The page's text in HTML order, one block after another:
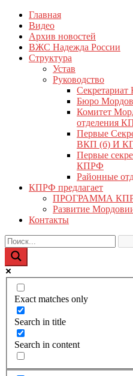
Перейти
содержимому
КПРФ Мордовия
Мордовское Региональное
Главная
Видео
Архив новостей
ВЖС Надежда России
Структура
Устав
Руководство
Бюро
Комитет
отделения
Первые
ВКП (б) И
Первые
КПРФ
Районные
КПРФ предлагает
ПРОГРАММА
Развитие
Контакты
Exact matches only
Search in title
Search in content